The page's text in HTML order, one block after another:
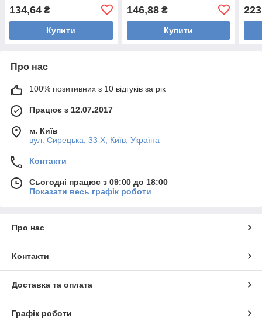
134,64 ₴
Купити
146,88₴
Купити
Про нас
100% позитивних з 10 відгуків за рік
Працює з 12.07.2017
м. Київ
вул. Сирецька, 33 Х, Київ, Україна
Контакти
Сьогодні працює з 09:00 до 18:00
Показати весь графік роботи
Про нас
Контакти
Доставка та оплата
Графік роботи